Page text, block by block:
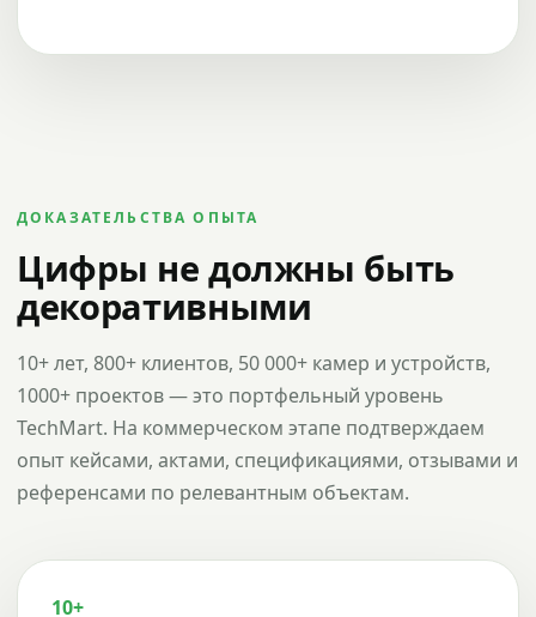
ДОКАЗАТЕЛЬСТВА ОПЫТА
Цифры не должны быть
декоративными
10+ лет, 800+ клиентов, 50 000+ камер и устройств,
1000+ проектов — это портфельный уровень
TechMart. На коммерческом этапе подтверждаем
опыт кейсами, актами, спецификациями, отзывами и
референсами по релевантным объектам.
10+